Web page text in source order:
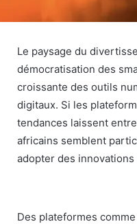
Le paysage du
démocratisation des
croissante des outils
digitaux. Si les
tendances laissent
africains semblent
adopter des
Des plateformes comme